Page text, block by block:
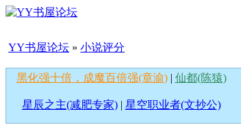
YY书屋论坛 » 小说评分
黑化强十倍，成魔百倍强(章渝)| 仙都(陈猿)
星辰之主(减肥专家)| 星空职业者(文抄公)